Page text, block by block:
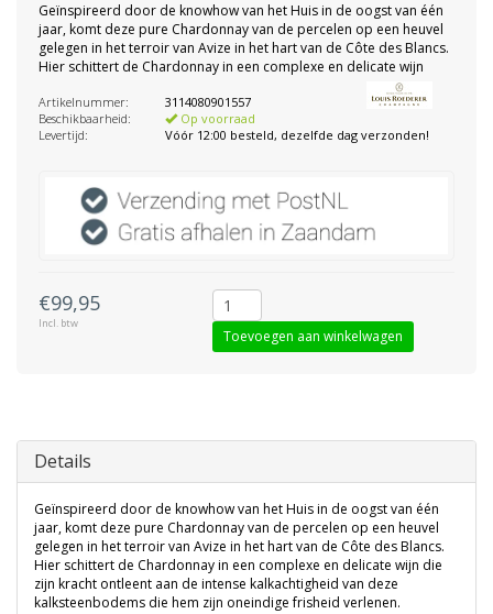
Geïnspireerd door de knowhow van het Huis in de oogst van één
jaar, komt deze pure Chardonnay van de percelen op een heuvel
gelegen in het terroir van Avize in het hart van de Côte des Blancs.
Hier schittert de Chardonnay in een complexe en delicate wijn
Artikelnummer:
3114080901557
Beschikbaarheid:
Op voorraad
Levertijd:
Vóór 12:00 besteld, dezelfde dag verzonden!
€99,95
Incl. btw
Toevoegen aan winkelwagen
Details
Geïnspireerd door de knowhow van het Huis in de oogst van één
jaar, komt deze pure Chardonnay van de percelen op een heuvel
gelegen in het terroir van Avize in het hart van de Côte des Blancs.
Hier schittert de Chardonnay in een complexe en delicate wijn die
zijn kracht ontleent aan de intense kalkachtigheid van deze
kalksteenbodems die hem zijn oneindige frisheid verlenen.